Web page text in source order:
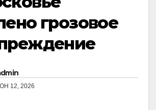
грозовое
12, 2026